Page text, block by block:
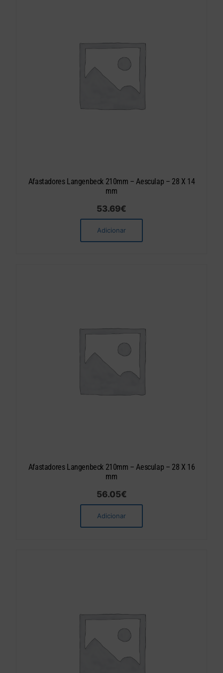
Afastadores Langenbeck 210mm – Aesculap – 28 X 14
mm
53.69€
Adicionar
Afastadores Langenbeck 210mm – Aesculap – 28 X 16
mm
56.05€
Adicionar